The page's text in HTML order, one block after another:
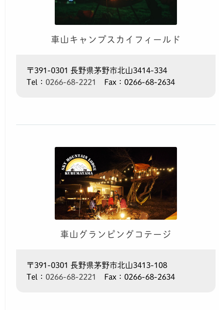
車山キャンプスカイフィールド
〒391-0301 長野県茅野市北山3414-334
Tel： 0266-68-2221 Fax：0266-68-2634
車山グランピングコテージ
〒391-0301 長野県茅野市北山3413-108
Tel： 0266-68-2221 Fax：0266-68-2634